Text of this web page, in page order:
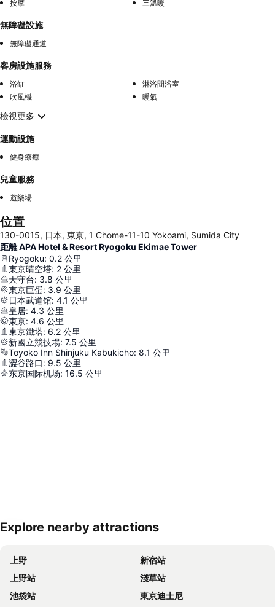
按摩 三溫暖
無障礙設施
無障礙通道
客房設施服務
浴缸
淋浴間浴室
吹風機
暖氣
檢視更多
運動設施
健身療癒
兒童服務
遊樂場
位置
130-0015, 日本, 東京, 1 Chome-11-10 Yokoami, Sumida City
距離 APA Hotel & Resort Ryogoku Ekimae Tower
Ryogoku: 0.2 公里
東京晴空塔: 2 公里
天守台: 3.8 公里
東京巨蛋: 3.9 公里
日本武道馆: 4.1 公里
皇居: 4.3 公里
東京: 4.6 公里
東京鐵塔: 6.2 公里
新國立競技場: 7.5 公里
Toyoko Inn Shinjuku Kabukicho: 8.1 公里
澀谷路口: 9.5 公里
东京国际机场: 16.5 公里
展開地圖
Explore nearby attractions
上野
新宿站
上野站
淺草站
池袋站
東京迪士尼